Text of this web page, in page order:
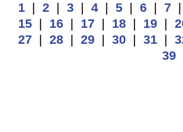
1 2 3 4 5 6 7
15
16 17 18 19
27
28 29 30 31
39